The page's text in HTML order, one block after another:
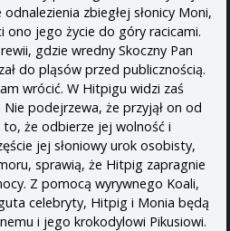
zbiegłej słonicy Moni,
ono jego życie do góry racicami.
gdzie wredny Skoczny Pan
do pląsów przed publicznością.
wrócić. W Hitpigu widzi zaś
podejrzewa, że przyjął on od
że odbierze jej wolność i
jej słoniowy urok osobisty,
sprawią, że Hitpig zapragnie
Z pomocą wyrywnego Koali,
celebryty, Hitpig i Monia będą
i jego krokodylowi Pikusiowi.